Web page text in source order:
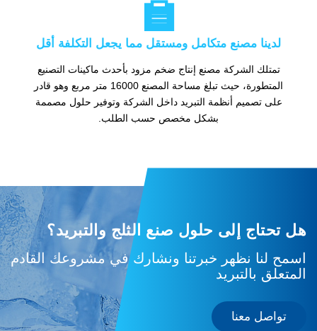

لدينا مصنع متكامل ومستقل مما يجعل التكلفة أقل
تمتلك الشركة مصنع إنتاج ضخم مزود بأحدث ماكينات التصنيع
المتطورة، حيث تبلغ مساحة المصنع 16000 متر مربع وهو قادر
على تصميم أنظمة التبريد داخل الشركة وتوفير حلول مصممة
بشكل مخصص حسب الطلب.
هل تحتاج إلى حلول صنع الثلج والتبريد؟
اسمح لنا نظهر خبرتنا ونشارك في مشروعك القادم
المتعلق بالتبريد
تواصل معنا